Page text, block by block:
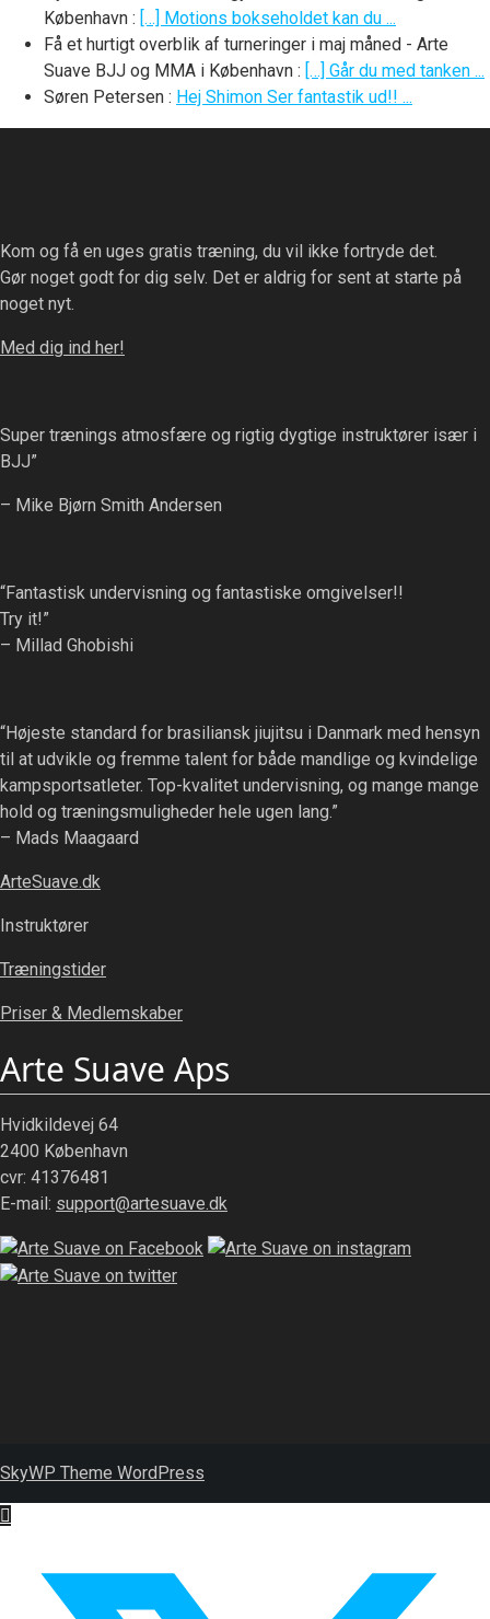
København : […] Motions bokseholdet kan du ...
Få et hurtigt overblik af turneringer i maj måned - Arte
Suave BJJ og MMA i København : […] Går du med tanken ...
Søren Petersen : Hej Shimon Ser fantastik ud!! ...
Kom og få en uges gratis træning, du vil ikke fortryde det.
Gør noget godt for dig selv. Det er aldrig for sent at starte på
noget nyt.
Med dig ind her!
Super trænings atmosfære og rigtig dygtige instruktører især i
BJJ”
– Mike Bjørn Smith Andersen
“Fantastisk undervisning og fantastiske omgivelser!!
Try it!”
– Millad Ghobishi
“Højeste standard for brasiliansk jiujitsu i Danmark med hensyn
til at udvikle og fremme talent for både mandlige og kvindelige
kampsportsatleter. Top-kvalitet undervisning, og mange mange
hold og træningsmuligheder hele ugen lang.”
– Mads Maagaard
ArteSuave.dk
Instruktører
Træningstider
Priser & Medlemskaber
Arte Suave Aps
Hvidkildevej 64
2400 København
cvr: 41376481
E-mail: support@artesuave.dk
SkyWP Theme WordPress